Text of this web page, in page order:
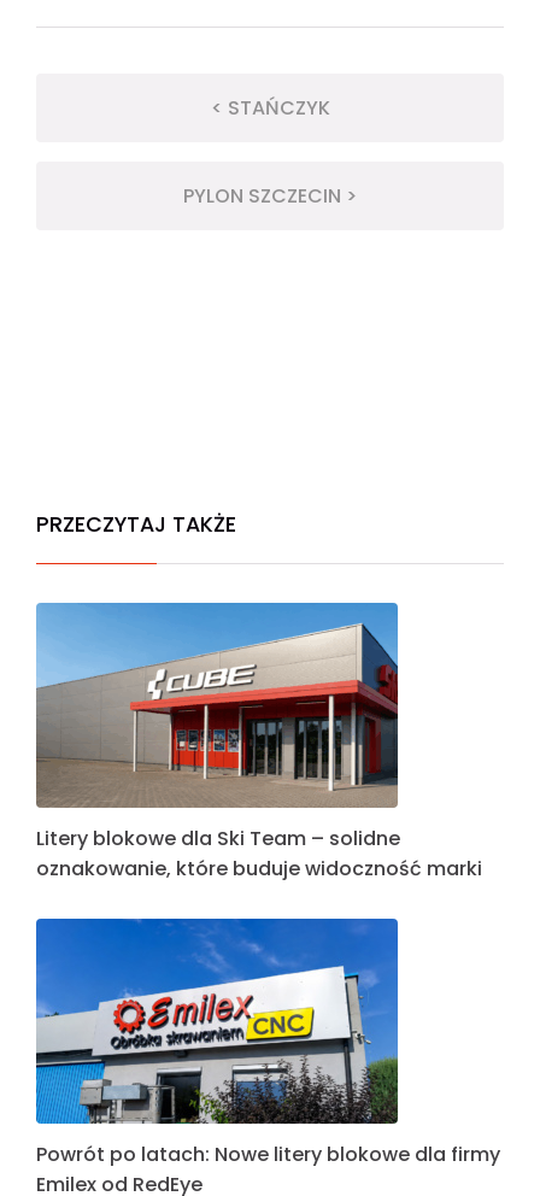
< STAŃCZYK
PYLON SZCZECIN >
PRZECZYTAJ TAKŻE
Litery blokowe dla Ski Team – solidne
oznakowanie, które buduje widoczność marki
Powrót po latach: Nowe litery blokowe dla firmy
Emilex od RedEye